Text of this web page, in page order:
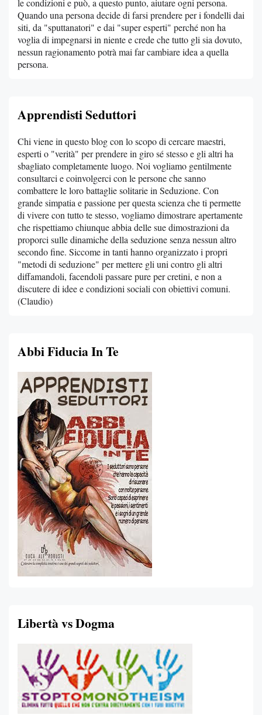
le condizioni e può, a questo punto, aiutare ogni persona.
Quando una persona decide di farsi prendere per i fondelli dai
siti, da "sputtanatori" e dai "super esperti" perché non ha
voglia di impegnarsi in niente e crede che tutto gli sia dovuto,
nessun ragionamento potrà mai far cambiare idea a quella
persona.
Apprendisti Seduttori
Chi viene in questo blog con lo scopo di cercare maestri,
esperti o "verità" per prendere in giro sé stesso e gli altri ha
sbagliato completamente luogo. Noi vogliamo gentilmente
consultarci e coinvolgerci con le persone che sanno
combattere le loro battaglie solitarie in Seduzione. Con
grande simpatia e passione per questa scienza che ti permette
di vivere con tutto te stesso, vogliamo dimostrare apertamente
che rispettiamo chiunque abbia delle sue dimostrazioni da
proporci sulle dinamiche della seduzione senza nessun altro
secondo fine. Siccome in tanti hanno organizzato i propri
"metodi di seduzione" per mettere gli uni contro gli altri
diffamandoli, facendoli passare pure per cretini, e non a
discutere di idee e condizioni sociali con obiettivi comuni.
(Claudio)
Abbi Fiducia In Te
Libertà vs Dogma